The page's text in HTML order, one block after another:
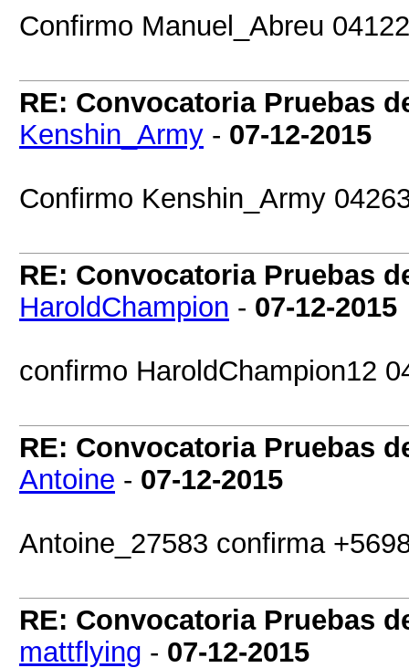
Confirmo Manuel_Abreu
RE: Convocatoria Pruebas
Kenshin_Army - 07-12-2015
Confirmo Kenshin_Army
RE: Convocatoria Pruebas
HaroldChampion - 07-12-2015
confirmo HaroldChampion12
RE: Convocatoria Pruebas
Antoine - 07-12-2015
Antoine_27583 confirma
RE: Convocatoria Pruebas
mattflying - 07-12-2015